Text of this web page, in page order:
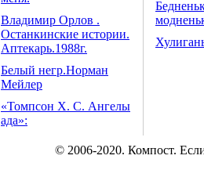
Владимир Орлов .
Останкинские истории.
Аптекарь.1988г.
Белый негр.Норман
Мейлер
«Томпсон Х. С. Ангелы
ада»:
© 2006-2020. Компост.